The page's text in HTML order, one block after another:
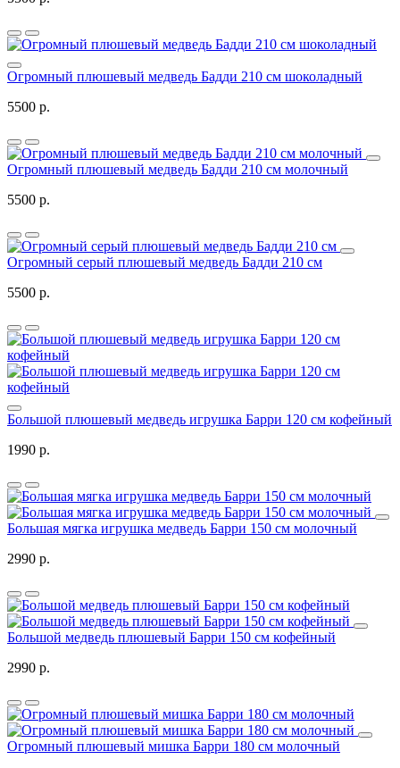
Огромный плюшевый медведь Бадди 210 см шоколадный
5500 р.
Огромный плюшевый медведь Бадди 210 см молочный
5500 р.
Огромный серый плюшевый медведь Бадди 210 см
5500 р.
Большой плюшевый медведь игрушка Барри 120 см кофейный
1990 р.
Большая мягка игрушка медведь Барри 150 см молочный
2990 р.
Большой медведь плюшевый Барри 150 см кофейный
2990 р.
Огромный плюшевый мишка Барри 180 см молочный